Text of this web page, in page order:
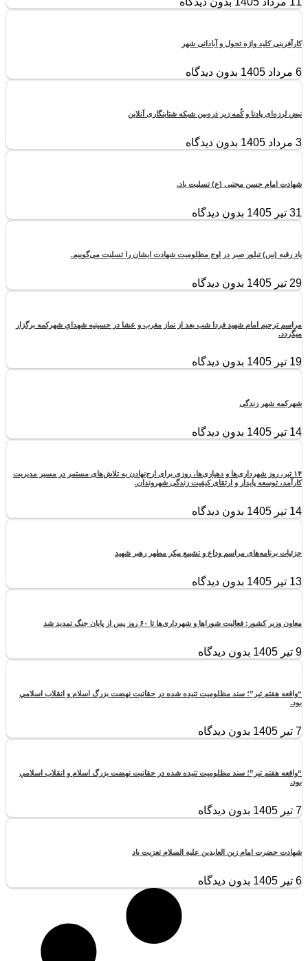
کارآفرینی کلید واژه تحول و آبادانی شهر
6 مرداد 1405 بدون دیدگاه
نبض لرزه‌ای پادنا و کُمه زیر ذره‌بین شبکه شتابنگاری آنلاین
3 مرداد 1405 بدون دیدگاه
شهادت امام حسن مجتبی (ع) تسلیت باد.
31 تیر 1405 بدون دیدگاه
یاد رقیه (س) تبلور صبر در اوج مظلومیت شهادت ایشان را تسلیت می‌گوییم.
29 تیر 1405 بدون دیدگاه
مراسم ترحیم امام شهید فردا شب بعد از نماز مغرب و عشا در حسینیه شهداي شهرکمه برگزار
میگردد.
19 تیر 1405 بدون دیدگاه
شهرکمه شهر زندگی
14 تیر 1405 بدون دیدگاه
۱۴ تیر، روز شهرداری‌ها و دهیاری‌ها، روزی برای ارج‌نهادن به تلاش‌های مستمر در مسیر مدیریت
کارآمد، توسعه پایدار و ارتقای کیفیت زندگی شهروندان.
14 تیر 1405 بدون دیدگاه
جزئیات برنامه‌های مراسم وداع و تشییع پیکر مطهر رهبر شهید
13 تیر 1405 بدون دیدگاه
معاون وزیر کشور: فعالیت شوراها و شهرداری‌ها تا ۶۰ روز پس از پایان جنگ تمدید شد
9 تیر 1405 بدون دیدگاه
“واقعه هفتم تير”؛ سند مظلوميت تنيده شده در حقانيت نهضت بزرگ اسلام و انقلاب اسلامي
بود.
7 تیر 1405 بدون دیدگاه
“واقعه هفتم تير”؛ سند مظلوميت تنيده شده در حقانيت نهضت بزرگ اسلام و انقلاب اسلامي
بود.
7 تیر 1405 بدون دیدگاه
شهادت حضرت امام زین العابدین علیه السلام تعزیت باد
6 تیر 1405 بدون دیدگاه